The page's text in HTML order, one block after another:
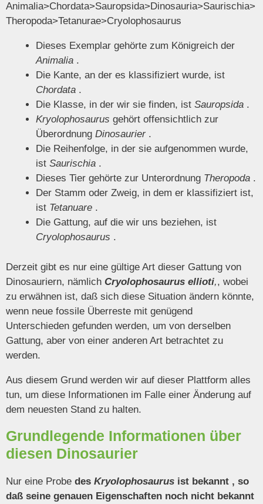
Animalia>Chordata>Sauropsida>Dinosauria>Saurischia>
Theropoda>Tetanurae>Cryolophosaurus
Dieses Exemplar gehörte zum Königreich der
Animalia .
Die Kante, an der es klassifiziert wurde, ist
Chordata .
Die Klasse, in der wir sie finden, ist Sauropsida .
Kryolophosaurus gehört offensichtlich zur
Überordnung Dinosaurier .
Die Reihenfolge, in der sie aufgenommen wurde,
ist Saurischia .
Dieses Tier gehörte zur Unterordnung Theropoda .
Der Stamm oder Zweig, in dem er klassifiziert ist,
ist Tetanuare .
Die Gattung, auf die wir uns beziehen, ist
Cryolophosaurus .
Derzeit gibt es nur eine gültige Art dieser Gattung von
Dinosauriern, nämlich Cryolophosaurus ellioti,, wobei
zu erwähnen ist, daß sich diese Situation ändern könnte,
wenn neue fossile Überreste mit genügend
Unterschieden gefunden werden, um von derselben
Gattung, aber von einer anderen Art betrachtet zu
werden.
Aus diesem Grund werden wir auf dieser Plattform alles
tun, um diese Informationen im Falle einer Änderung auf
dem neuesten Stand zu halten.
Grundlegende Informationen über
diesen Dinosaurier
Nur eine Probe des Kryolophosaurus ist bekannt , so
daß seine genauen Eigenschaften noch nicht bekannt